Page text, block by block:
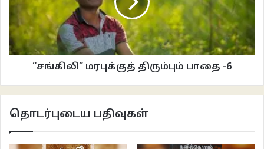
கடந்த இருபத்தைந்து வருடங்களில் கலைசார் தன்மை முற்றிலுமாக
அகற்றப்பட்டதற்கு நுகர்வை நோக்கி ஓடியதன் விளைவாகவே இருக்கும். ஓடி
பொருளியல் ரீதியான மகத்துவ வாழ்விற்கு சென்றபின் அதிலிருக்கும்
முழுவதுமாக ஒப்படைத்து விட்டார்கள். ஏன் அந்த ஆன்மீக குழுக்களில்
கேட்டால் சொற்பமே மிஞ்சும். விஸ்தாரமான கலைகளை மதத்தின் மூலம் சுருக்கி
உள்வாங்குவது மேலும் தேக்கநிலையைத் தான் வந்தடையும் என்பதற்கு நாஞ்சில்
“சங்கிலி” மரபுக்குத் திரும்பும் பாதை -6
தொடர்புடைய பதிவுகள்